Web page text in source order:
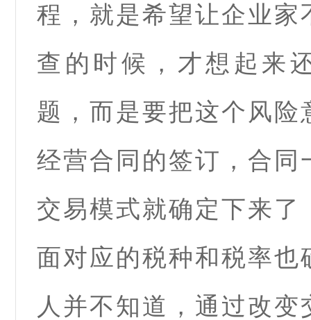
程，就是希望让企业家
查的时候，才想起来
题，而是要把这个风险
经营合同的签订，合同
交易模式就确定下来了
面对应的税种和税率也
人并不知道，通过改变